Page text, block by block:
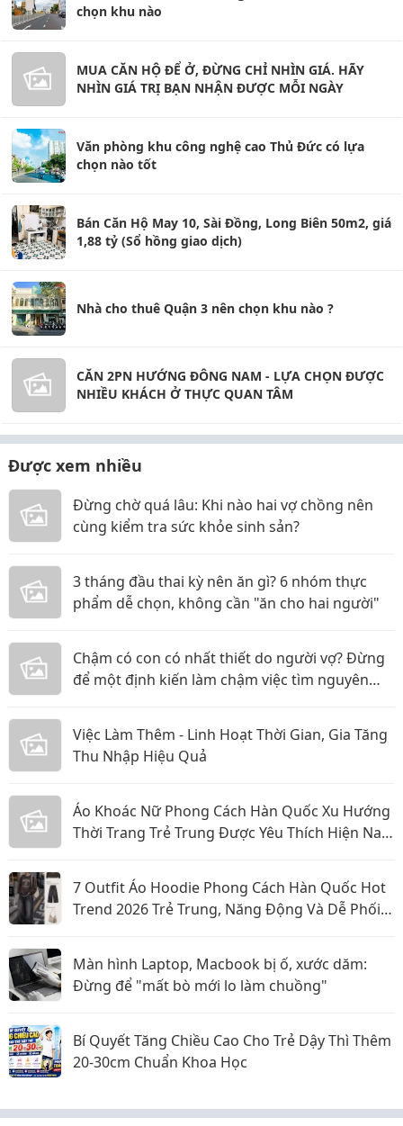
chọn khu nào
MUA CĂN HỘ ĐỂ Ở, ĐỪNG CHỈ NHÌN GIÁ. HÃY
NHÌN GIÁ TRỊ BẠN NHẬN ĐƯỢC MỖI NGÀY
Văn phòng khu công nghệ cao Thủ Đức có lựa
chọn nào tốt
Bán Căn Hộ May 10, Sài Đồng, Long Biên 50m2, giá
1,88 tỷ (Sổ hồng giao dịch)
Nhà cho thuê Quận 3 nên chọn khu nào ?
CĂN 2PN HƯỚNG ĐÔNG NAM - LỰA CHỌN ĐƯỢC
NHIỀU KHÁCH Ở THỰC QUAN TÂM
Được xem nhiều
Đừng chờ quá lâu: Khi nào hai vợ chồng nên
cùng kiểm tra sức khỏe sinh sản?
3 tháng đầu thai kỳ nên ăn gì? 6 nhóm thực
phẩm dễ chọn, không cần "ăn cho hai người"
Chậm có con có nhất thiết do người vợ? Đừng
để một định kiến làm chậm việc tìm nguyên
Việc Làm Thêm - Linh Hoạt Thời Gian, Gia Tăng
Thu Nhập Hiệu Quả
Áo Khoác Nữ Phong Cách Hàn Quốc Xu Hướng
Thời Trang Trẻ Trung Được Yêu Thích Hiện Nay
7 Outfit Áo Hoodie Phong Cách Hàn Quốc Hot
Trend 2026 Trẻ Trung, Năng Động Và Dễ Phối
Màn hình Laptop, Macbook bị ố, xước dăm:
Đừng để "mất bò mới lo làm chuồng"
Bí Quyết Tăng Chiều Cao Cho Trẻ Dậy Thì Thêm
20-30cm Chuẩn Khoa Học